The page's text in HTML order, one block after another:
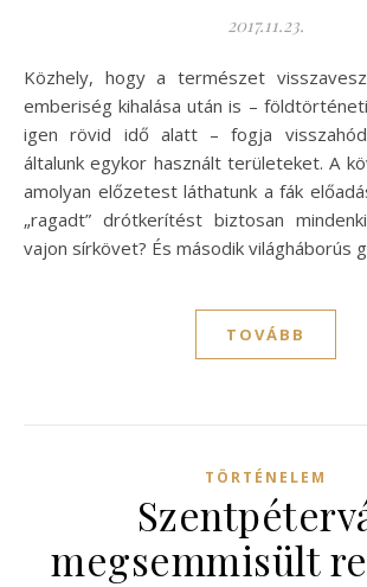
2017.11.23.
Közhely, hogy a természet visszavesz mindent és az
emberiség kihalása után is –
igen rövid idő alatt – fogja
általunk egykor használt területeket. A
amolyan előzetest láthatunk a fák
„ragadt” drótkerítést biztosan
vajon sírkövet? És második világháborús
TOVÁBB
TÖRTÉNELEM
megsemmisült